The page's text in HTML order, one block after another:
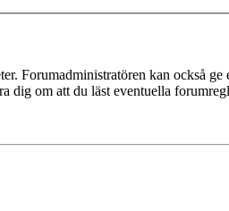
Forumadministratören kan också
dig om att du läst eventuella